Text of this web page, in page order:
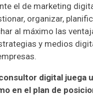
el de marketing
organizar,
al máximo las
y medios
digital juega
en el plan de